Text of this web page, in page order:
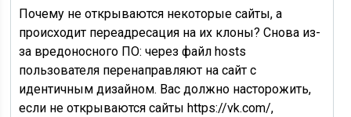
Почему не открываются некоторые сайты, а
происходит переадресация на их клоны? Снова из-
за вредоносного ПО: через файл hosts
пользователя перенаправляют на сайт с
идентичным дизайном. Вас должно насторожить,
если не открываются сайты https://vk.com/,